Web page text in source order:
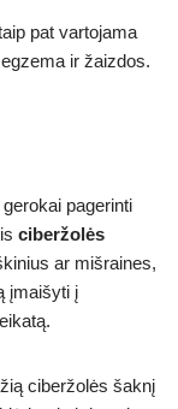
pat vartojama
ir žaizdos.
pagerinti
ciberžolės
ar mišraines,
įmaišyti į
ciberžolės šaknį